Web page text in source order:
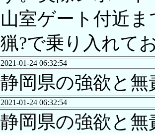
山室ゲート付近
猟?で乗り入れて
2021-01-24 06:32:54
静岡県の強欲と
2021-01-24 06:32:54
静岡県の強欲と